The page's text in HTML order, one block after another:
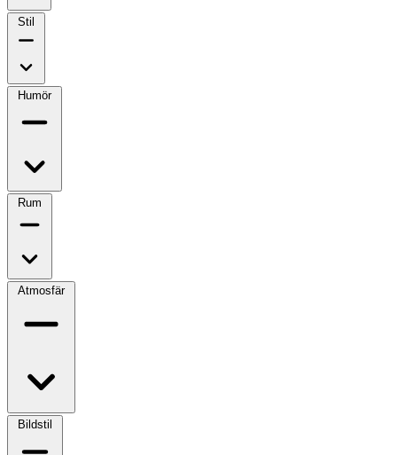
Stil
Humör
Rum
Atmosfär
Bildstil